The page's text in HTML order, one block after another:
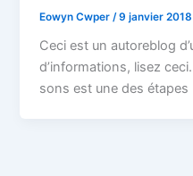
Eowyn Cwper /9 janvier 2018
Ceci est un autoreblog
d’informations, lisez
sons est une des étapes